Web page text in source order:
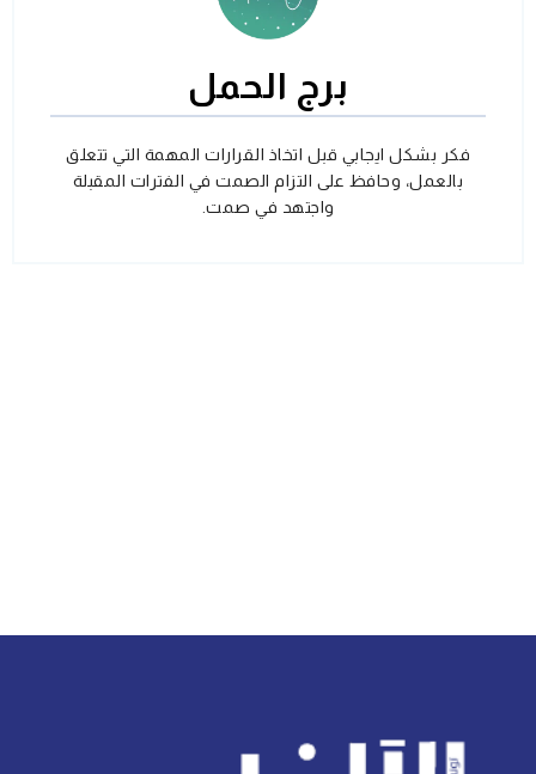
برج الحمل
فكر بشكل ايجابي قبل اتخاذ القرارات المهمة التي تتعلق
بالعمل، وحافظ على التزام الصمت في الفترات المقبلة
واجتهد في صمت.